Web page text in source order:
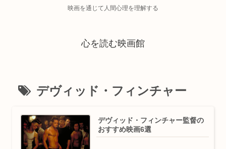
映画を通じて人間心理を理解する
心を読む映画館
デヴィッド・フィンチャー
デヴィッド・フィンチャー監督の
おすすめ映画6選